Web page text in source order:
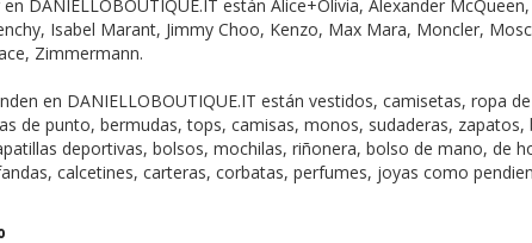
DANIELLOBOUTIQUE.IT están Alice+Olivia, Alexander
Isabel Marant, Jimmy Choo, Kenzo, Max Mara, Moncler,
Zimmermann.
en DANIELLOBOUTIQUE.IT están vestidos, camisetas, ropa
de punto, bermudas, tops, camisas, monos, sudaderas, zapatos,
deportivas, bolsos, mochilas, riñonera, bolso de mano, de
calcetines, carteras, corbatas, perfumes, joyas como